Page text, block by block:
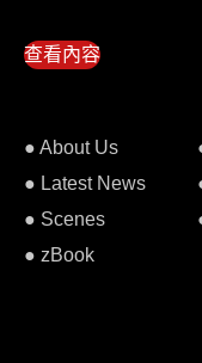
查看內容
● About Us
● Latest News
● Scenes
● zBook